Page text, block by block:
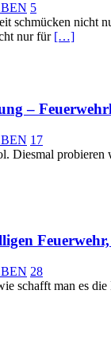
5
schmücken nicht
nur für […]
–
17
Diesmal probieren
28
schafft man es